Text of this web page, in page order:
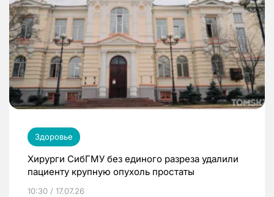
Здоровье
Хирурги СибГМУ без единого разреза удалили
пациенту крупную опухоль простаты
10:30 / 17.07.26